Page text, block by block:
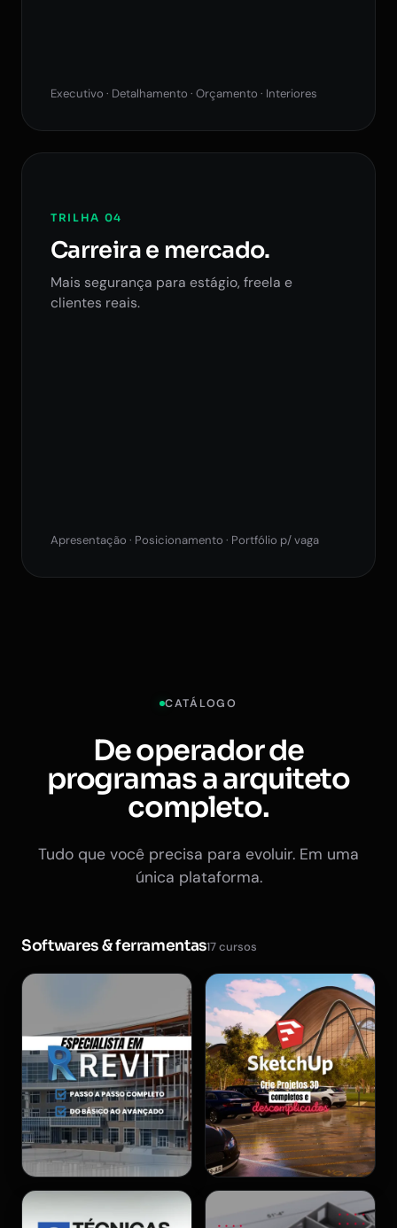
Executivo · Detalhamento · Orçamento · Interiores
TRILHA 04
Carreira e mercado.
Mais segurança para estágio, freela e
clientes reais.
Apresentação · Posicionamento · Portfólio p/ vaga
CATÁLOGO
De operador de
programas a arquiteto
completo.
Tudo que você precisa para evoluir. Em uma
única plataforma.
Softwares & ferramentas17 cursos